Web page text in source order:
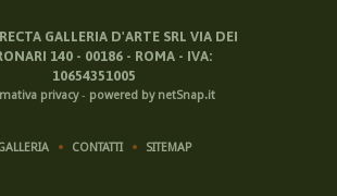
GALLERIA D'ARTE SRL VIA DEI
140 - 00186 - ROMA - IVA:
10654351005
privacy- powered by netSnap.it
CONTATTI SITEMAP